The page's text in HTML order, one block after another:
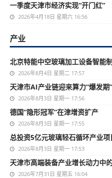
一季度天津市经济实现“开门红”
2026年4月18日 星期六 16:56
产业
北京特能中空玻璃加工设备智能
2026年8月4日 星期二 17:57
天津市AI产业链迎来算力“爆发期”
2026年8月3日 星期一 17:56
德国“隐形冠军”在津增资扩产
2026年8月3日 星期一 17:55
总投资5亿元玻璃轻石循环产业
2026年8月3日 星期一 17:53
天津市高端装备产业增长动力中
2026年7月31日 星期五 16:04